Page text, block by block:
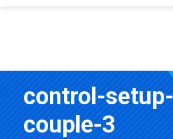
control-setup-
couple-3